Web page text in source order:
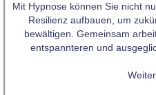
Mit Hypnose können Sie nicht
Resilienz aufbauen, um
bewältigen. Gemeinsam
entspannteren und